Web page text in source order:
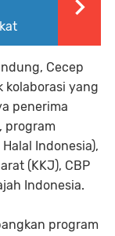
Cecep
kolaborasi yang
penerima
program
Indonesia),
(KKJ), CBP
Indonesia.
program